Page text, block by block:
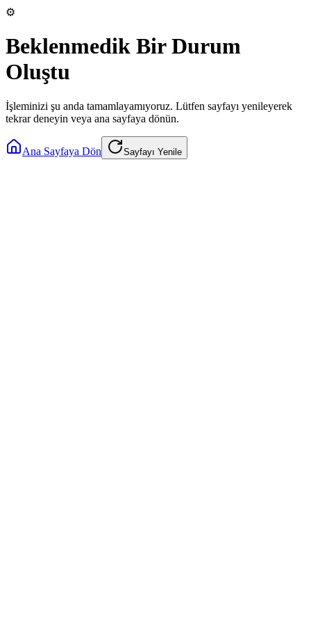
⚙️
Beklenmedik Bir Durum
Oluştu
İşleminizi şu anda tamamlayamıyoruz. Lütfen sayfayı yenileyerek
tekrar deneyin veya ana sayfaya dönün.
Ana Sayfaya Dön Sayfayı Yenile